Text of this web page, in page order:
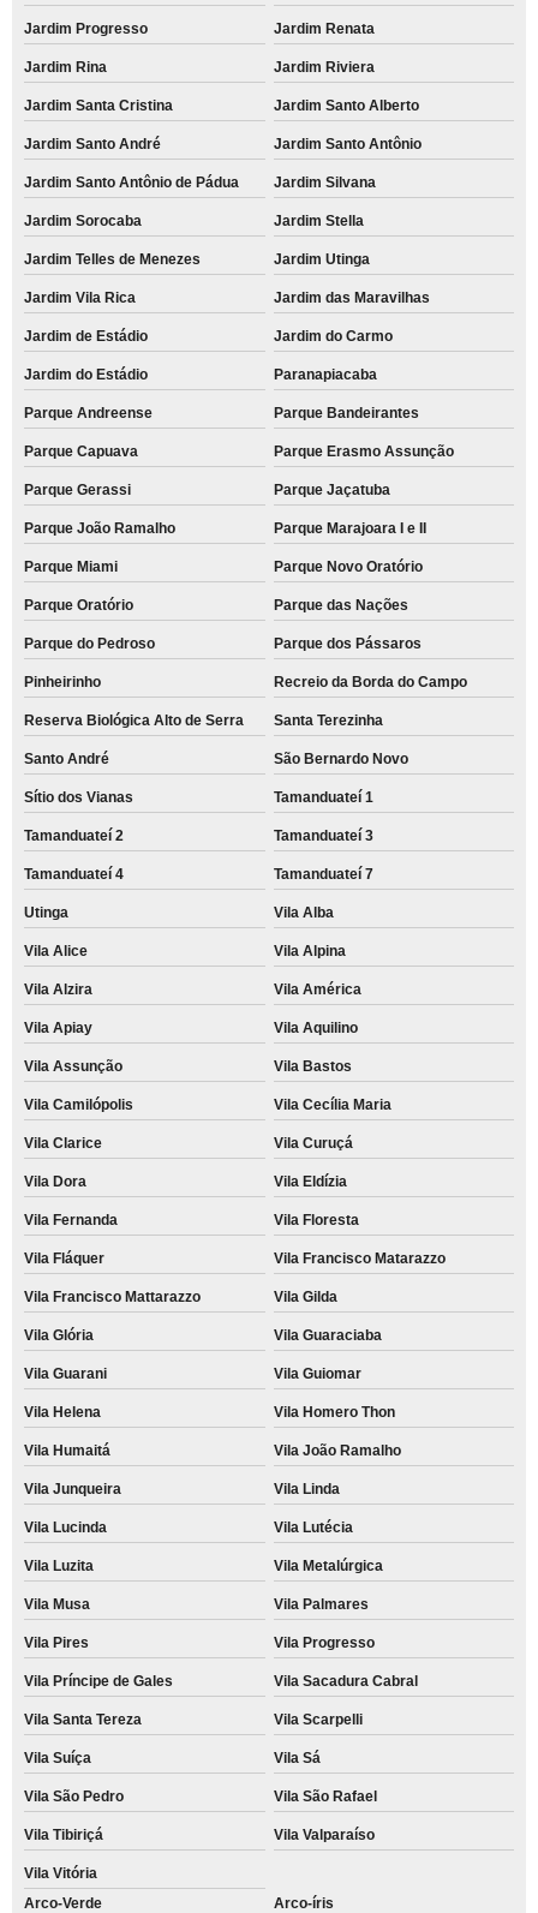
Jardim Progresso Jardim Renata
Jardim Rina Jardim Riviera
Jardim Santa Cristina Jardim Santo Alberto
Jardim Santo André Jardim Santo Antônio
Jardim Santo Antônio de Pádua Jardim Silvana
Jardim Sorocaba Jardim Stella
Jardim Telles de Menezes Jardim Utinga
Jardim Vila Rica Jardim das Maravilhas
Jardim de Estádio Jardim do Carmo
Jardim do Estádio Paranapiacaba
Parque Andreense Parque Bandeirantes
Parque Capuava Parque Erasmo Assunção
Parque Gerassi Parque Jaçatuba
Parque João Ramalho Parque Marajoara I e II
Parque Miami Parque Novo Oratório
Parque Oratório Parque das Nações
Parque do Pedroso Parque dos Pássaros
Pinheirinho Recreio da Borda do Campo
Reserva Biológica Alto de Serra Santa Terezinha
Santo André São Bernardo Novo
Sítio dos Vianas Tamanduateí 1
Tamanduateí 2 Tamanduateí 3
Tamanduateí 4 Tamanduateí 7
Utinga Vila Alba
Vila Alice Vila Alpina
Vila Alzira Vila América
Vila Apiay Vila Aquilino
Vila Assunção Vila Bastos
Vila Camilópolis Vila Cecília Maria
Vila Clarice Vila Curuçá
Vila Dora Vila Eldízia
Vila Fernanda Vila Floresta
Vila Fláquer Vila Francisco Matarazzo
Vila Francisco Mattarazzo Vila Gilda
Vila Glória Vila Guaraciaba
Vila Guarani Vila Guiomar
Vila Helena Vila Homero Thon
Vila Humaitá Vila João Ramalho
Vila Junqueira Vila Linda
Vila Lucinda Vila Lutécia
Vila Luzita Vila Metalúrgica
Vila Musa Vila Palmares
Vila Pires Vila Progresso
Vila Príncipe de Gales Vila Sacadura Cabral
Vila Santa Tereza Vila Scarpelli
Vila Suíça Vila Sá
Vila São Pedro Vila São Rafael
Vila Tibiriçá Vila Valparaíso
Vila Vitória
Arco-Verde
Arco-íris